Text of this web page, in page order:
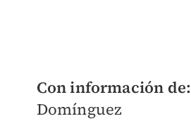
Con información de:
Domínguez